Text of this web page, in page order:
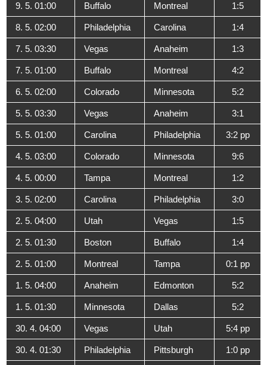
9. 5. 01:00 Buffalo Montreal 1:5
8. 5. 02:00 Philadelphia Carolina 1:4
7. 5. 03:30 Vegas Anaheim 1:3
7. 5. 01:00 Buffalo Montreal 4:2
6. 5. 02:00 Colorado Minnesota 5:2
5. 5. 03:30 Vegas Anaheim 3:1
5. 5. 01:00 Carolina Philadelphia 3:2 pp
4. 5. 03:00 Colorado Minnesota 9:6
4. 5. 00:00 Tampa Montreal 1:2
3. 5. 02:00 Carolina Philadelphia 3:0
2. 5. 04:00 Utah Vegas 1:5
2. 5. 01:30 Boston Buffalo 1:4
2. 5. 01:00 Montreal Tampa 0:1 pp
1. 5. 04:00 Anaheim Edmonton 5:2
1. 5. 01:30 Minnesota Dallas 5:2
30. 4. 04:00 Vegas Utah 5:4 pp
30. 4. 01:30 Philadelphia Pittsburgh 1:0 pp